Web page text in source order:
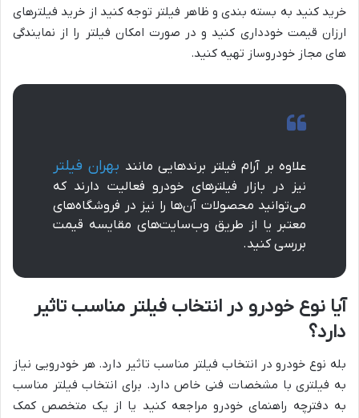
خرید کنید به بسته بندی و ظاهر فیلتر توجه کنید از خرید فیلترهای
ارزان قیمت خودداری کنید و در صورت امکان فیلتر را از نمایندگی
های مجاز خودروساز تهیه کنید.
علاوه بر آرام فیلتر برندهایی مانند بهران فیلتر
نیز در بازار فیلترهای خودرو فعالیت دارند که
می‌توانید محصولات آن‌ها را نیز در فروشگاه‌های
معتبر یا از طریق وب‌سایت‌های مقایسه قیمت
بررسی کنید.
آیا نوع خودرو در انتخاب فیلتر مناسب تاثیر
دارد؟
بله نوع خودرو در انتخاب فیلتر مناسب تاثیر دارد. هر خودرویی نیاز
به فیلتری با مشخصات فنی خاص دارد. برای انتخاب فیلتر مناسب
به دفترچه راهنمای خودرو مراجعه کنید یا از یک متخصص کمک